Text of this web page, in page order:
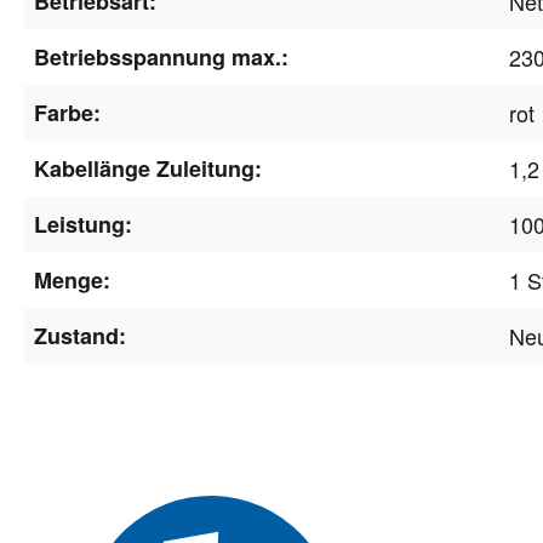
Betriebsspannung max.:
Farbe:
rot
Kabellänge Zuleitung:
Leistung:
Menge:
1
Zustand: